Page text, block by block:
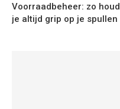
Voorraadbeheer: zo houd
je altijd grip op je spullen